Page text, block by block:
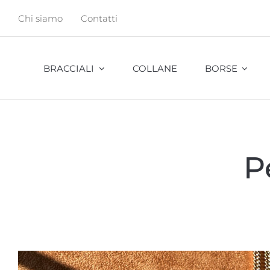
Chi siamo Contatti
BRACCIALI COLLANE BORSE
Cocco